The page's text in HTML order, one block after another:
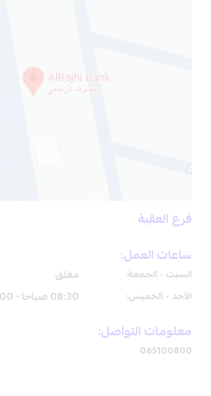
فرع العقبة
ساعات العمل:
السبت - الجمعة: مغلق
الأحد - الخميس: 08:30 صباحا - 3:00 مساءً
معلومات التواصل:
065100800